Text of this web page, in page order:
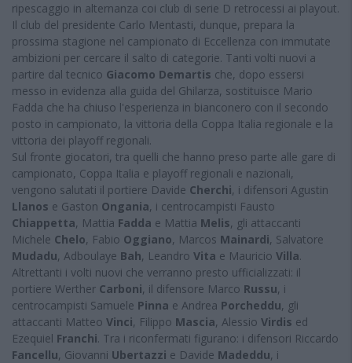
ripescaggio in alternanza coi club di serie D retrocessi ai playout.
Il club del presidente Carlo Mentasti, dunque, prepara la
prossima stagione nel campionato di Eccellenza con immutate
ambizioni per cercare il salto di categorie. Tanti volti nuovi a
partire dal tecnico Giacomo Demartis che, dopo essersi
messo in evidenza alla guida del Ghilarza, sostituisce Mario
Fadda che ha chiuso l'esperienza in bianconero con il secondo
posto in campionato, la vittoria della Coppa Italia regionale e la
vittoria dei playoff regionali.
Sul fronte giocatori, tra quelli che hanno preso parte alle gare di
campionato, Coppa Italia e playoff regionali e nazionali,
vengono salutati il portiere Davide Cherchi, i difensori Agustin
Llanos e Gaston Ongania, i centrocampisti Fausto
Chiappetta, Mattia Fadda e Mattia Melis, gli attaccanti
Michele Chelo, Fabio Oggiano, Marcos Mainardi, Salvatore
Mudadu, Adboulaye Bah, Leandro Vita e Mauricio Villa.
Altrettanti i volti nuovi che verranno presto ufficializzati: il
portiere Werther Carboni, il difensore Marco Russu, i
centrocampisti Samuele Pinna e Andrea Porcheddu, gli
attaccanti Matteo Vinci, Filippo Mascia, Alessio Virdis ed
Ezequiel Franchi. Tra i riconfermati figurano: i difensori Riccardo
Fancellu, Giovanni Ubertazzi e Davide Madeddu, i